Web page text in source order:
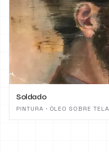
Soldado
PINTURA · ÓLEO SOBRE TELA